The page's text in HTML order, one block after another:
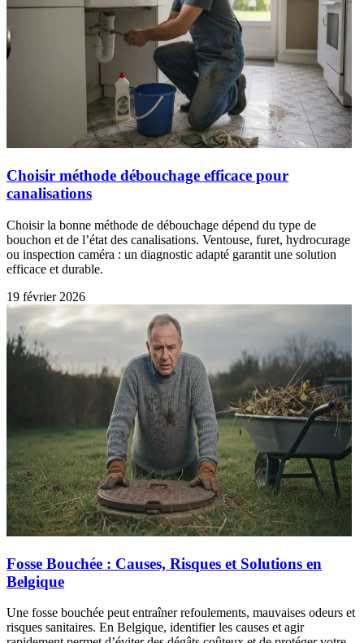
Choisir méthode débouchage efficace pour
canalisations
Choisir la bonne méthode de débouchage dépend du type de
bouchon et de l’état des canalisations. Ventouse, furet, hydrocurage
ou inspection caméra : un diagnostic adapté garantit une solution
efficace et durable.
19 février 2026
Fosse Bouchée : Causes, Risques et Solutions en
Belgique
Une fosse bouchée peut entraîner refoulements, mauvaises odeurs et
risques sanitaires. En Belgique, identifier les causes et agir